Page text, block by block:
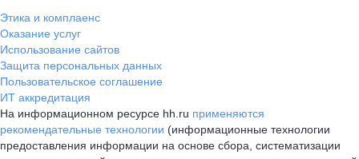
Этика и комплаенс
Оказание услуг
Использование сайтов
Защита персональных данных
Пользовательское соглашение
ИТ аккредитация
На информационном ресурсе hh.ru применяются
рекомендательные технологии (информационные технологии
предоставления информации на основе сбора, систематизации